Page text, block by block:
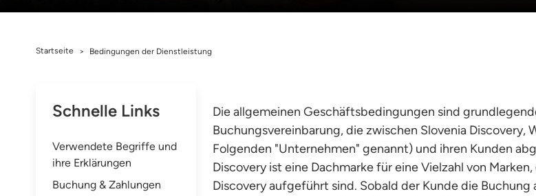
Startseite > Bedingungen der Dienstleistung
Schnelle Links
Verwendete Begriffe und
ihre Erklärungen
Buchung & Zahlungen
Die allgemeinen Geschäftsbedingungen sind
Buchungsvereinbarung, die zwischen Slovenia Discovery,
Folgenden "Unternehmen" genannt) und ihren Kunden
Discovery ist eine Dachmarke für eine Vielzahl von
Discovery aufgeführt sind. Sobald der Kunde die Buchung